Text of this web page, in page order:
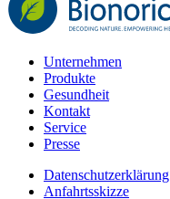
Unternehmen
Produkte
Gesundheit
Kontakt
Service
Presse
Datenschutzerklärung
Anfahrtsskizze